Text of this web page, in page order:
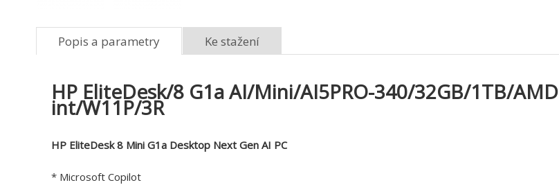
Popis a parametry Ke stažení
HP EliteDesk/8 G1a AI/Mini/AI5PRO-340/32GB/1TB/AMD
int/W11P/3R
HP EliteDesk 8 Mini G1a Desktop Next Gen AI PC
* Microsoft Copilot